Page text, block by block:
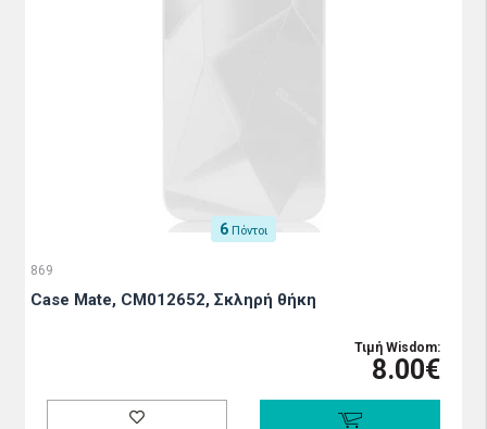
6 Πόντοι
869
Case Mate, CM012652, Σκληρή θήκη
Τιμή Wisdom:
8.00€